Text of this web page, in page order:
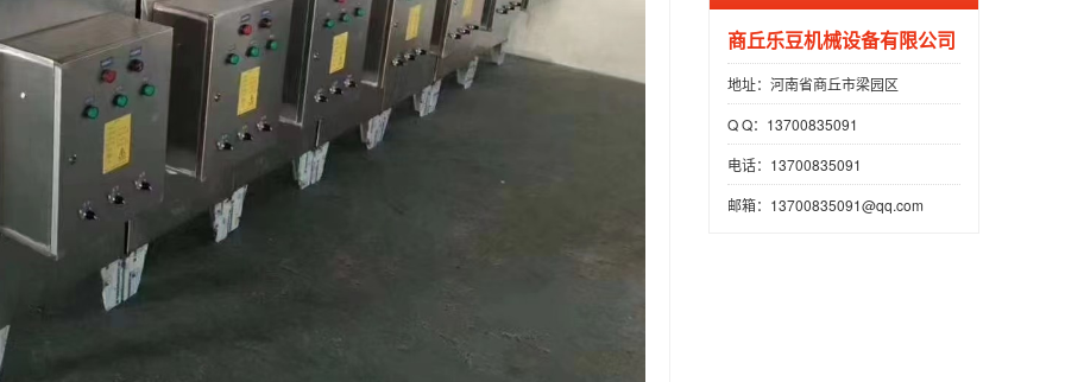
商丘乐豆机械设备有限公司
地址：河南省商丘市梁园区
Q Q：13700835091
电话：13700835091
邮箱：13700835091@qq.com